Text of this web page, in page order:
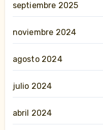
septiembre 2025
noviembre 2024
agosto 2024
julio 2024
abril 2024